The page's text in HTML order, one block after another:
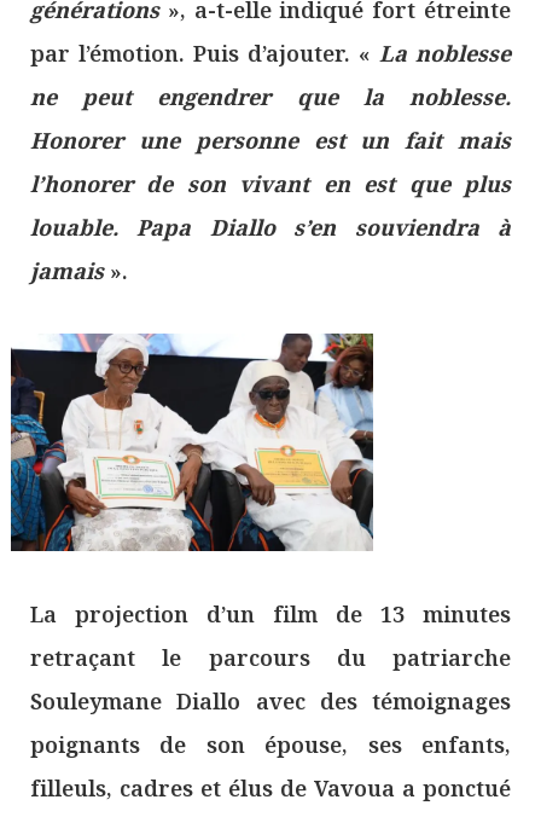
générations», a-t-elle indiqué fort étreinte
par l’émotion. Puis d’ajouter. « La noblesse
ne peut engendrer que la noblesse.
Honorer une personne est un fait mais
l’honorer de son vivant en est que plus
louable. Papa Diallo s’en souviendra à
jamais ».
La projection d’un film de 13 minutes
retraçant le parcours du patriarche
Souleymane Diallo avec des témoignages
poignants de son épouse, ses enfants,
filleuls, cadres et élus de Vavoua a ponctué